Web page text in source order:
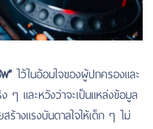
”ไว้ในอ้อมใจของผู้ปกครองและ
ๆ และหวังว่าจะเป็นแหล่งข้อมูล
างแรงบันดาลใจให้เด็ก ๆ ไม่